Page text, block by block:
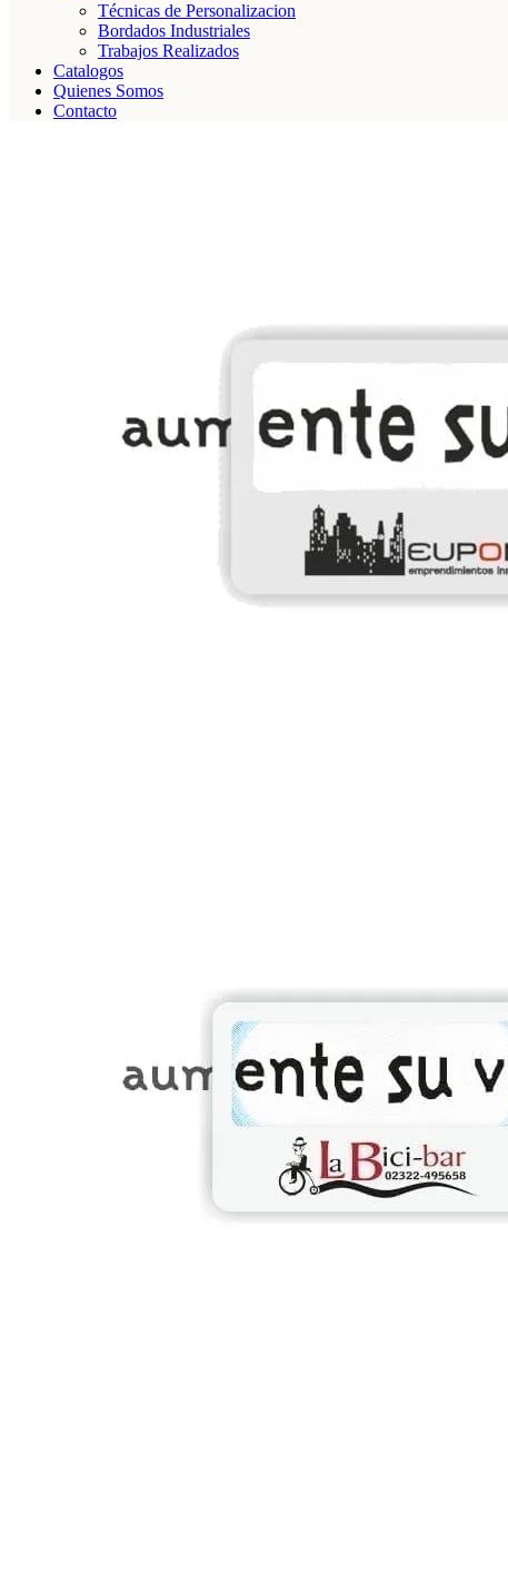
Técnicas de Personalizacion
Bordados Industriales
Trabajos Realizados
Catalogos
Quienes Somos
Contacto